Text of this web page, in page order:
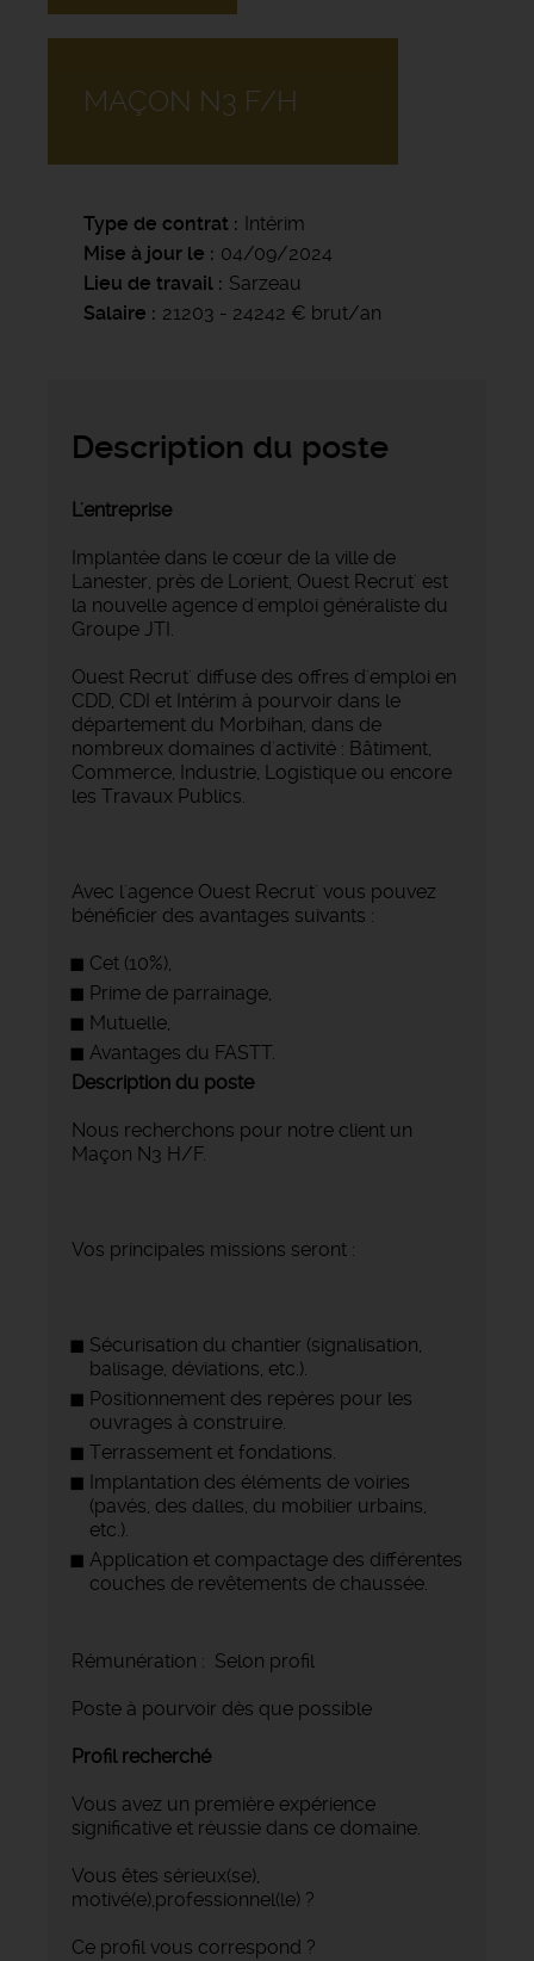
MAÇON N3 F/H
Type de contrat
Intérim
Mise à jour le
04/09/2024
Lieu de travail
Sarzeau
Salaire
21203 - 24242 € brut/an
Description du poste
L'entreprise
Implantée dans le cœur de la ville de
Lanester, près de Lorient, Ouest Recrut' est
la nouvelle agence d'emploi généraliste du
Groupe JTI.
Ouest Recrut' diffuse des offres d'emploi en
CDD, CDI et Intérim à pourvoir dans le
département du Morbihan, dans de
nombreux domaines d'activité : Bâtiment,
Commerce, Industrie, Logistique ou encore
les Travaux Publics.
Avec l'agence Ouest Recrut' vous pouvez
bénéficier des avantages suivants :
Cet (10%),
Prime de parrainage,
Mutuelle,
Avantages du FASTT.
Description du poste
Nous recherchons pour notre client un
Maçon N3 H/F.
Vos principales missions seront :
Sécurisation du chantier (signalisation,
balisage, déviations, etc.).
Positionnement des repères pour les
ouvrages à construire.
Terrassement et fondations.
Implantation des éléments de voiries
(pavés, des dalles, du mobilier urbains,
etc.).
Application et compactage des différentes
couches de revêtements de chaussée.
Rémunération : Selon profil
Poste à pourvoir dès que possible
Profil recherché
Vous avez un première expérience
significative et réussie dans ce domaine.
Vous êtes sérieux(se),
motivé(e),professionnel(le) ?
Ce profil vous correspond ?